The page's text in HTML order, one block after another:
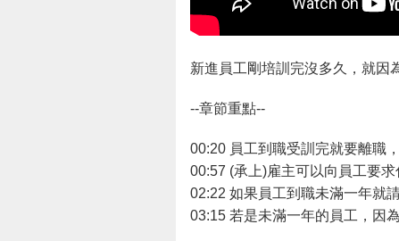
新進員工剛培訓完沒多久，就因
--章節重點--
00:20 員工到職受訓完就要離職
00:57 (承上)雇主可以向員工要求
02:22 如果員工到職未滿一年就
03:15 若是未滿一年的員工，因